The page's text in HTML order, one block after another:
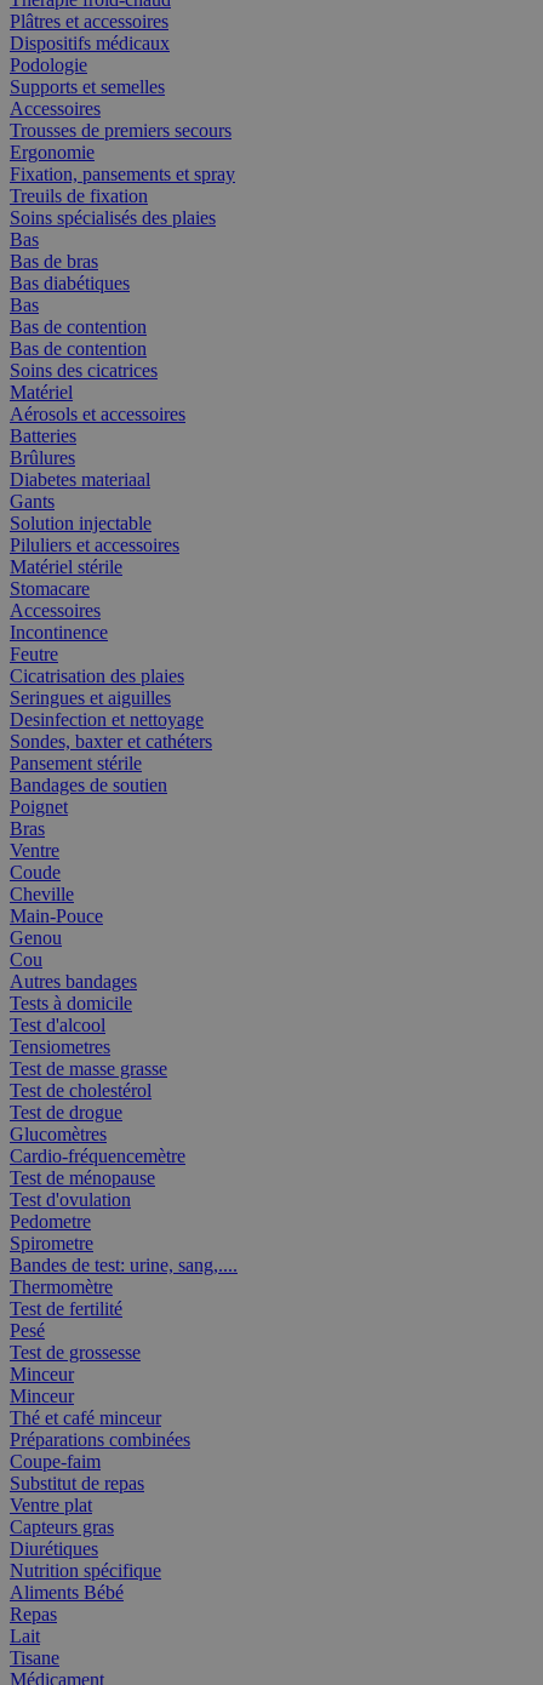
Plâtres et accessoires
Dispositifs médicaux
Podologie
Supports et semelles
Accessoires
Trousses de premiers secours
Ergonomie
Fixation, pansements et spray
Treuils de fixation
Soins spécialisés des plaies
Bas
Bas de bras
Bas diabétiques
Bas
Bas de contention
Bas de contention
Soins des cicatrices
Matériel
Aérosols et accessoires
Batteries
Brûlures
Diabetes materiaal
Gants
Solution injectable
Piluliers et accessoires
Matériel stérile
Stomacare
Accessoires
Incontinence
Feutre
Cicatrisation des plaies
Seringues et aiguilles
Desinfection et nettoyage
Sondes, baxter et cathéters
Pansement stérile
Bandages de soutien
Poignet
Bras
Ventre
Coude
Cheville
Main-Pouce
Genou
Cou
Autres bandages
Tests à domicile
Test d'alcool
Tensiometres
Test de masse grasse
Test de cholestérol
Test de drogue
Glucomètres
Cardio-fréquencemètre
Test de ménopause
Test d'ovulation
Pedometre
Spirometre
Bandes de test: urine, sang,....
Thermomètre
Test de fertilité
Pesé
Test de grossesse
Minceur
Minceur
Thé et café minceur
Préparations combinées
Coupe-faim
Substitut de repas
Ventre plat
Capteurs gras
Diurétiques
Nutrition spécifique
Aliments Bébé
Repas
Lait
Tisane
Médicament